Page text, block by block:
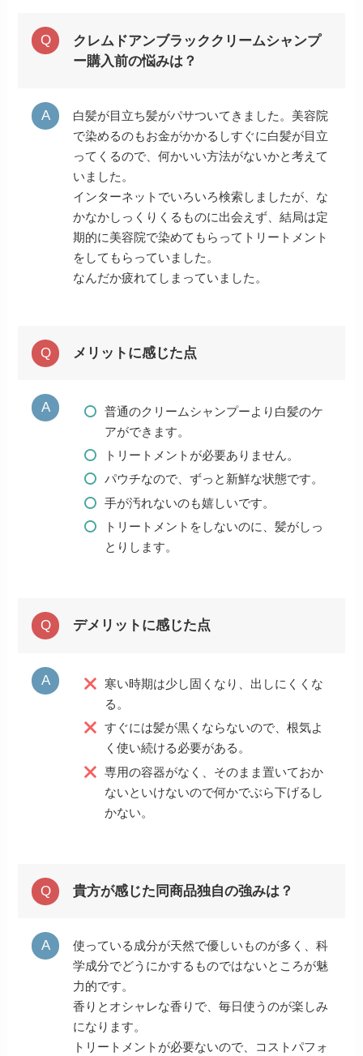
クレムドアンブラッククリームシャンプ
ー購入前の悩みは？
白髪が目立ち髪がパサついてきました。美容院
で染めるのもお金がかかるしすぐに白髪が目立
ってくるので、何かいい方法がないかと考えて
いました。
インターネットでいろいろ検索しましたが、な
かなかしっくりくるものに出会えず、結局は定
期的に美容院で染めてもらってトリートメント
をしてもらっていました。
なんだか疲れてしまっていました。
メリットに感じた点
普通のクリームシャンプーより白髪のケ
アができます。
トリートメントが必要ありません。
パウチなので、ずっと新鮮な状態です。
手が汚れないのも嬉しいです。
トリートメントをしないのに、髪がしっ
とりします。
デメリットに感じた点
寒い時期は少し固くなり、出しにくくな
る。
すぐには髪が黒くならないので、根気よ
く使い続ける必要がある。
専用の容器がなく、そのまま置いておか
ないといけないので何かでぶら下げるし
かない。
貴方が感じた同商品独自の強みは？
使っている成分が天然で優しいものが多く、科
学成分でどうにかするものではないところが魅
力的です。
香りとオシャレな香りで、毎日使うのが楽しみ
になります。
トリートメントが必要ないので、コストパフォ